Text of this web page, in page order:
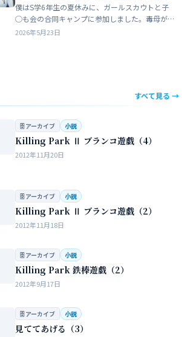
僕はS学6年生の夏休みに、ガールスカウトと子
◯も会の合同キャンプに参加しました。毒母が
勝手に申し込んだ強制的なイベントでした。ま
2026年5月23日
すべて見る →
🗄 アーカイブ 小説
Killing Park Ⅱ ブランコ遊戯（4）
2012年11月20日
🗄 アーカイブ 小説
Killing Park Ⅱ ブランコ遊戯（2）
2012年11月18日
🗄 アーカイブ 小説
Killing Park 鉄棒遊戯（2）
2012年9月17日
🗄 アーカイブ 小説
見ててあげる（3）